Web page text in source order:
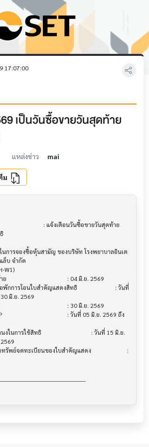
17:07:00
เป็นวันซื้อขายวันสุดท้าย
แหล่งข่าว mai
ม
ทุน
าย
ย์
ล็บ จำกัด
W1)
: 04 มิ.ย. 2569
รโอนใบสำคัญแสดงสิทธิ 			 : วันที่
มิ.ย. 2569
: 30 มิ.ย. 2569
นที่ 05 มิ.ย. 2569 ถึง
สิทธิ         			 : วันที่ 15 มิ.ย.
ย์จดทะเบียนของใบสำคัญแสดง			 :